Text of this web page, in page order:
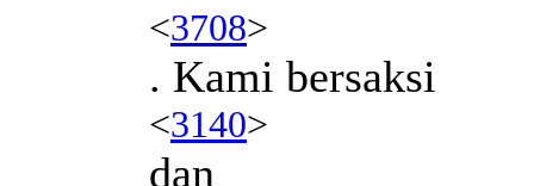
<3708>
. Kami bersaksi
<3140>
dan